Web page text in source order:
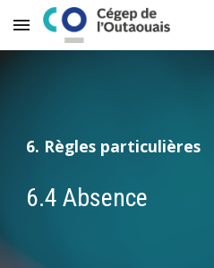
Skip to main content
6. Règles particulières
6.4 Absence